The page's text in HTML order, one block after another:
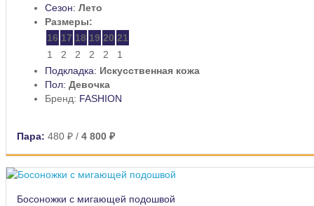
Сезон: Лето
Размеры:
16 17 18 19 20 21
1
2 2 2 2
1
Подкладка: Искусственная кожа
Пол: Девочка
Бренд: FASHION
Пара: 480 ₽ / 4 800 ₽
Босоножки с мигающей подошвой